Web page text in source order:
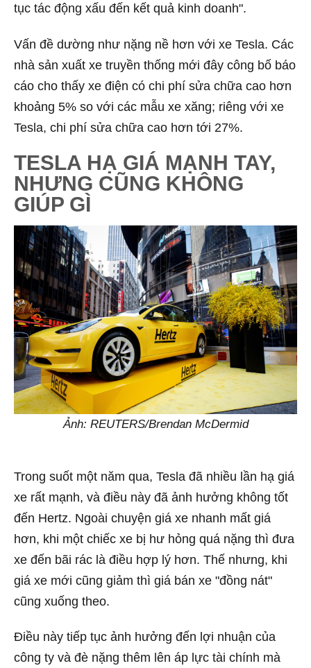
tục tác động xấu đến kết quả kinh doanh".
Vấn đề dường như nặng nề hơn với xe Tesla. Các
nhà sản xuất xe truyền thống mới đây công bố báo
cáo cho thấy xe điện có chi phí sửa chữa cao hơn
khoảng 5% so với các mẫu xe xăng; riêng với xe
Tesla, chi phí sửa chữa cao hơn tới 27%.
TESLA HẠ GIÁ MẠNH TAY,
NHƯNG CŨNG KHÔNG
GIÚP GÌ
Ảnh: REUTERS/Brendan McDermid
Trong suốt một năm qua, Tesla đã nhiều lần hạ giá
xe rất mạnh, và điều này đã ảnh hưởng không tốt
đến Hertz. Ngoài chuyện giá xe nhanh mất giá
hơn, khi một chiếc xe bị hư hỏng quá nặng thì đưa
xe đến bãi rác là điều hợp lý hơn. Thế nhưng, khi
giá xe mới cũng giảm thì giá bán xe "đồng nát"
cũng xuống theo.
Điều này tiếp tục ảnh hưởng đến lợi nhuận của
công ty và đè nặng thêm lên áp lực tài chính mà